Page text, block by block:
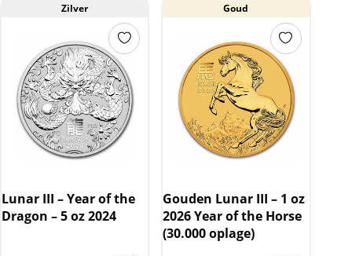
Zilver
Lunar III – Year of the
Dragon – 5 oz 2024
Goud
Gouden Lunar III – 1 oz
2026 Year of the Horse
(30.000 oplage)